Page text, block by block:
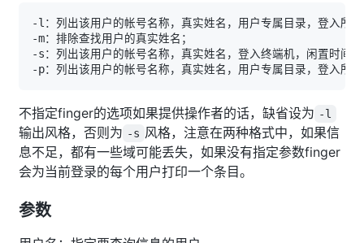
不指定finger的选项如果提供操作者的话，缺省设为 -l
输出风格，否则为 -s 风格，注意在两种格式中，如果信
息不足，都有一些域可能丢失，如果没有指定参数finger
会为当前登录的每个用户打印一个条目。
参数